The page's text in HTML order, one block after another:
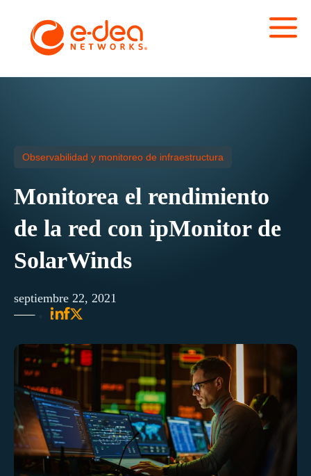
Observabilidad y monitoreo de infraestructura
Monitorea el rendimiento
de la red con ipMonitor de
SolarWinds
septiembre 22, 2021